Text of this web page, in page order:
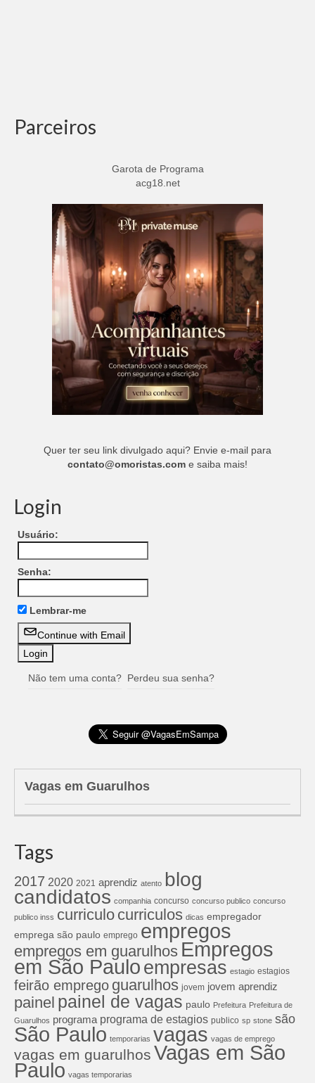
Parceiros
Garota de Programa
acg18.net
Quer ter seu link divulgado aqui? Envie e-mail para
contato@omoristas.com e saiba mais!
Login
Usuário:
Senha:
Lembrar-me
Continue with Email
Não tem uma conta? Perdeu sua senha?
Vagas em Guarulhos
Tags
2017 2020 2021 aprendiz atento blog
candidatos companhia concurso concurso publico concurso
publico inss curriculo curriculos dicas empregador
emprega são paulo emprego empregos
empregos em guarulhos Empregos
em São Pauloempresas estagio estagios
feirão emprego guarulhos jovem jovem aprendiz
painel painel de vagas paulo Prefeitura Prefeitura de
Guarulhos programa programa de estagios publico sp stone são
São Paulo temporarias vagas vagas de emprego
vagas em guarulhos Vagas em São
Paulo vagas temporarias